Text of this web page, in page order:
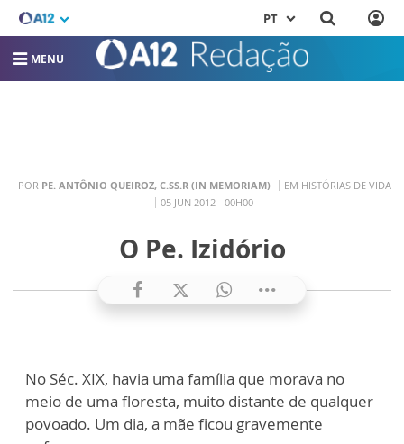
PT
MENU
POR PE. ANTÔNIO QUEIROZ, C.SS.R (IN MEMORIAM)
EM HISTÓRIAS DE VIDA
05 JUN 2012 - 00H00
O Pe. Izidório
No Séc. XIX, havia uma família que morava no
meio de uma floresta, muito distante de qualquer
povoado. Um dia, a mãe ficou gravemente